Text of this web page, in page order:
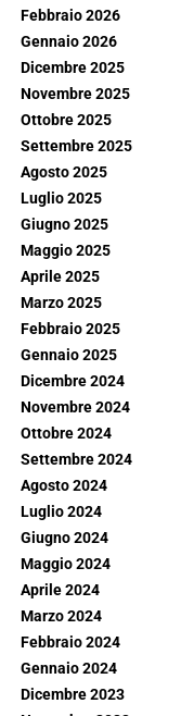
Febbraio 2026
Gennaio 2026
Dicembre 2025
Novembre 2025
Ottobre 2025
Settembre 2025
Agosto 2025
Luglio 2025
Giugno 2025
Maggio 2025
Aprile 2025
Marzo 2025
Febbraio 2025
Gennaio 2025
Dicembre 2024
Novembre 2024
Ottobre 2024
Settembre 2024
Agosto 2024
Luglio 2024
Giugno 2024
Maggio 2024
Aprile 2024
Marzo 2024
Febbraio 2024
Gennaio 2024
Dicembre 2023